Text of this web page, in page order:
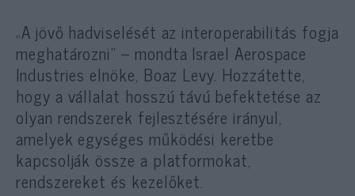
„A jövő hadviselését az interoperabilitás fogja
meghatározni” – mondta Israel Aerospace
Industries elnöke, Boaz Levy. Hozzátette,
hogy a vállalat hosszú távú befektetése az
olyan rendszerek fejlesztésére irányul,
amelyek egységes működési keretbe
kapcsolják össze a platformokat,
rendszereket és kezelőket.